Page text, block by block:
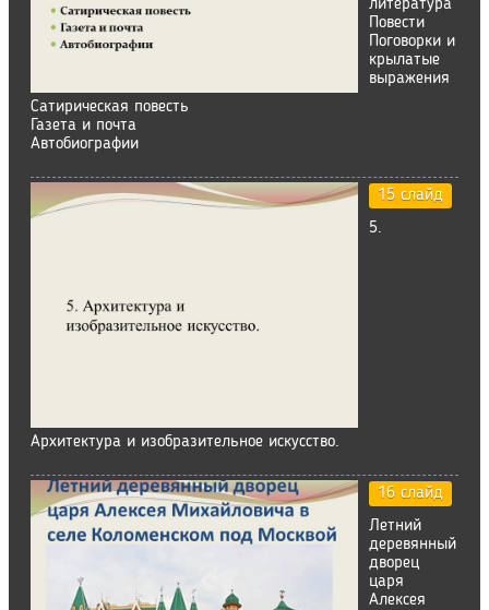
литература
Повести
Поговорки и
крылатые
выражения
Сатирическая повесть
Газета и почта
Автобиографии
15 слайд
5.
Архитектура и изобразительное искусство.
16 слайд
Летний
деревянный
дворец
царя
Алексея